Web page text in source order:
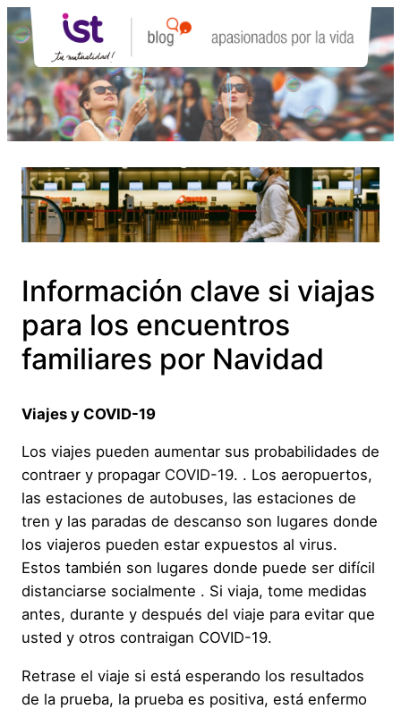
Saltar
al
contenido
Información clave si viajas
para los encuentros
familiares por Navidad
Viajes y COVID-19
Los viajes pueden aumentar sus probabilidades de
contraer y propagar COVID-19. . Los aeropuertos,
las estaciones de autobuses, las estaciones de
tren y las paradas de descanso son lugares donde
los viajeros pueden estar expuestos al virus.
Estos también son lugares donde puede ser difícil
distanciarse socialmente . Si viaja, tome medidas
antes, durante y después del viaje para evitar que
usted y otros contraigan COVID-19.
Retrase el viaje si está esperando los resultados
de la prueba, la prueba es positiva, está enfermo